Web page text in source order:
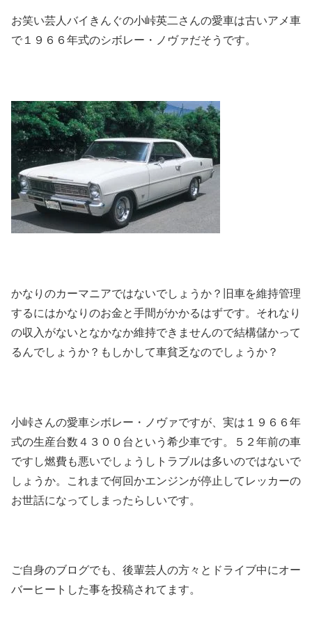
お笑い芸人バイきんぐの小峠英二さんの愛車は古いアメ車
で１９６６年式のシボレー・ノヴァだそうです。
かなりのカーマニアではないでしょうか？旧車を維持管理
するにはかなりのお金と手間がかかるはずです。それなり
の収入がないとなかなか維持できませんので結構儲かって
るんでしょうか？もしかして車貧乏なのでしょうか？
小峠さんの愛車シボレー・ノヴァですが、実は１９６６年
式の生産台数４３００台という希少車です。５２年前の車
ですし燃費も悪いでしょうしトラブルは多いのではないで
しょうか。これまで何回かエンジンが停止してレッカーの
お世話になってしまったらしいです。
ご自身のブログでも、後輩芸人の方々とドライブ中にオー
バーヒートした事を投稿されてます。